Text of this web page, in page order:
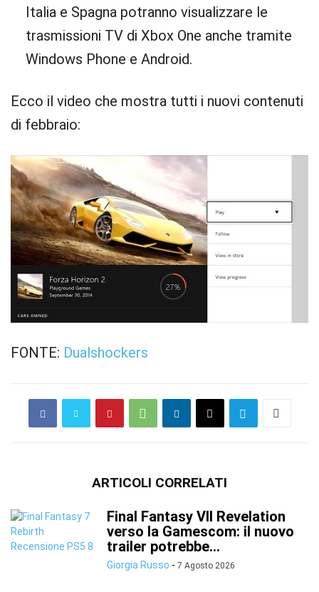
Italia e Spagna potranno visualizzare le
trasmissioni TV di Xbox One anche tramite
Windows Phone e Android.
Ecco il video che mostra tutti i nuovi contenuti
di febbraio:
FONTE: Dualshockers
ARTICOLI CORRELATI
Final Fantasy VII Revelation
verso la Gamescom: il nuovo
trailer potrebbe...
Giorgia Russo - 7 Agosto 2026